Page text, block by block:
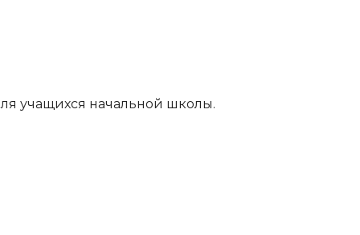
учащихся начальной школы.